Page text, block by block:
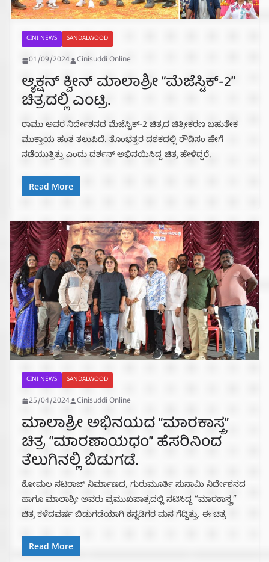
CINI NEWS SANDALWOOD
01/09/2024 Cinisuddi Online
ಆ್ಯಕ್ಷನ್ ಕ್ವೀನ್ ಮಾಲಾಶ್ರೀ “ಮೆಜೆಸ್ಟಿಕ್-2”
ಚಿತ್ರದಲ್ಲಿ ಎಂಟ್ರಿ.
ರಾಮು ಅವರ ನಿರ್ದೇಶನದ ಮೆಜೆಸ್ಟಿಕ್-2 ಚಿತ್ರದ ಚಿತ್ರೀಕರಣ ಬಹುತೇಕ
ಮುಕ್ತಾಯ ಹಂತ ತಲುಪಿದೆ. ತೊಂಭತ್ತರ ದಶಕದಲ್ಲಿ ರೌಡಿಸಂ ಹೇಗೆ
ನಡೆಯುತ್ತಿತ್ತು ಎಂದು ದರ್ಶನ್ ಅಭಿನಯಿಸಿದ್ದ ಚಿತ್ರ ಹೇಳಿದ್ದರೆ,
Read More
CINI NEWS SANDALWOOD
25/04/2024 Cinisuddi Online
ಮಾಲಾಶ್ರೀ ಅಭಿನಯದ “ಮಾರಕಾಸ್ತ್ರ”
ಚಿತ್ರ “ಮಾರಣಾಯಧಂ” ಹೆಸರಿನಿಂದ
ತೆಲುಗಿನಲ್ಲಿ ಬಿಡುಗಡೆ.
ಕೋಮಲ ನಟರಾಜ್ ನಿರ್ಮಾಣದ, ಗುರುಮೂರ್ತಿ ಸುನಾಮಿ ನಿರ್ದೇಶನದ
ಹಾಗೂ ಮಾಲಾಶ್ರೀ ಅವರು ಪ್ರಮುಖಪಾತ್ರದಲ್ಲಿ ನಟಿಸಿದ್ದ “ಮಾರಕಾಸ್ತ್ರ”
ಚಿತ್ರ ಕಳೆದವರ್ಷ ಬಿಡುಗಡೆಯಾಗಿ ಕನ್ನಡಿಗರ ಮನ ಗೆದ್ದಿತ್ತು. ಈ ಚಿತ್ರ
Read More